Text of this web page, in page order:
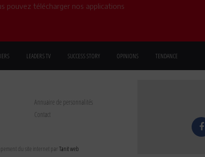
pouvez télécharger nos applications
LEADERS TV SUCCESS STORY OPINIONS TENDANCE
Annuaire de personnalités
Contact
du site internet parTanit web